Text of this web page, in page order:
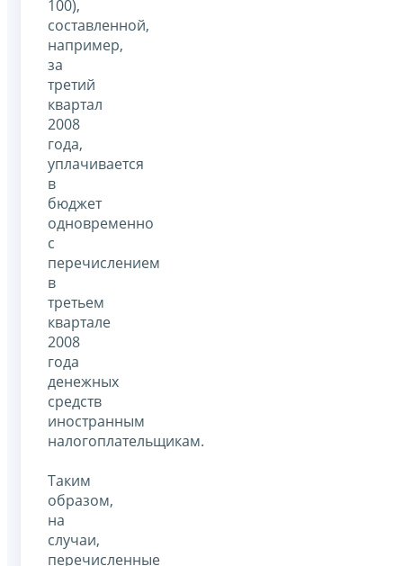
100),
составленной,
например,
за
третий
квартал
2008
года,
уплачивается
в
бюджет
одновременно
с
перечислением
в
третьем
квартале
2008
года
денежных
средств
иностранным
налогоплательщикам.
Таким
образом,
на
случаи,
перечисленные